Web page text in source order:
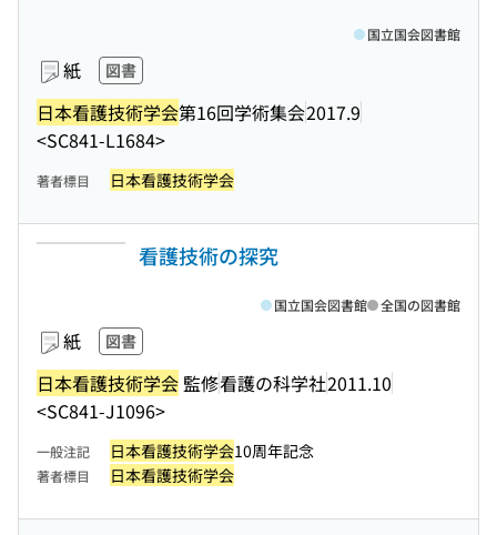
紙 図書
日本看護技術学会第16回学術集会2017.9
<SC841-L1684>
国立国会図書館
著者標目 日本看護技術学会
看護技術の探究
紙 図書
日本看護技術学会 監修看護の科学社2011.10
<SC841-J1096>
国立国会図書館 全国の図書館
一般注記 日本看護技術学会10周年記念
著者標目 日本看護技術学会